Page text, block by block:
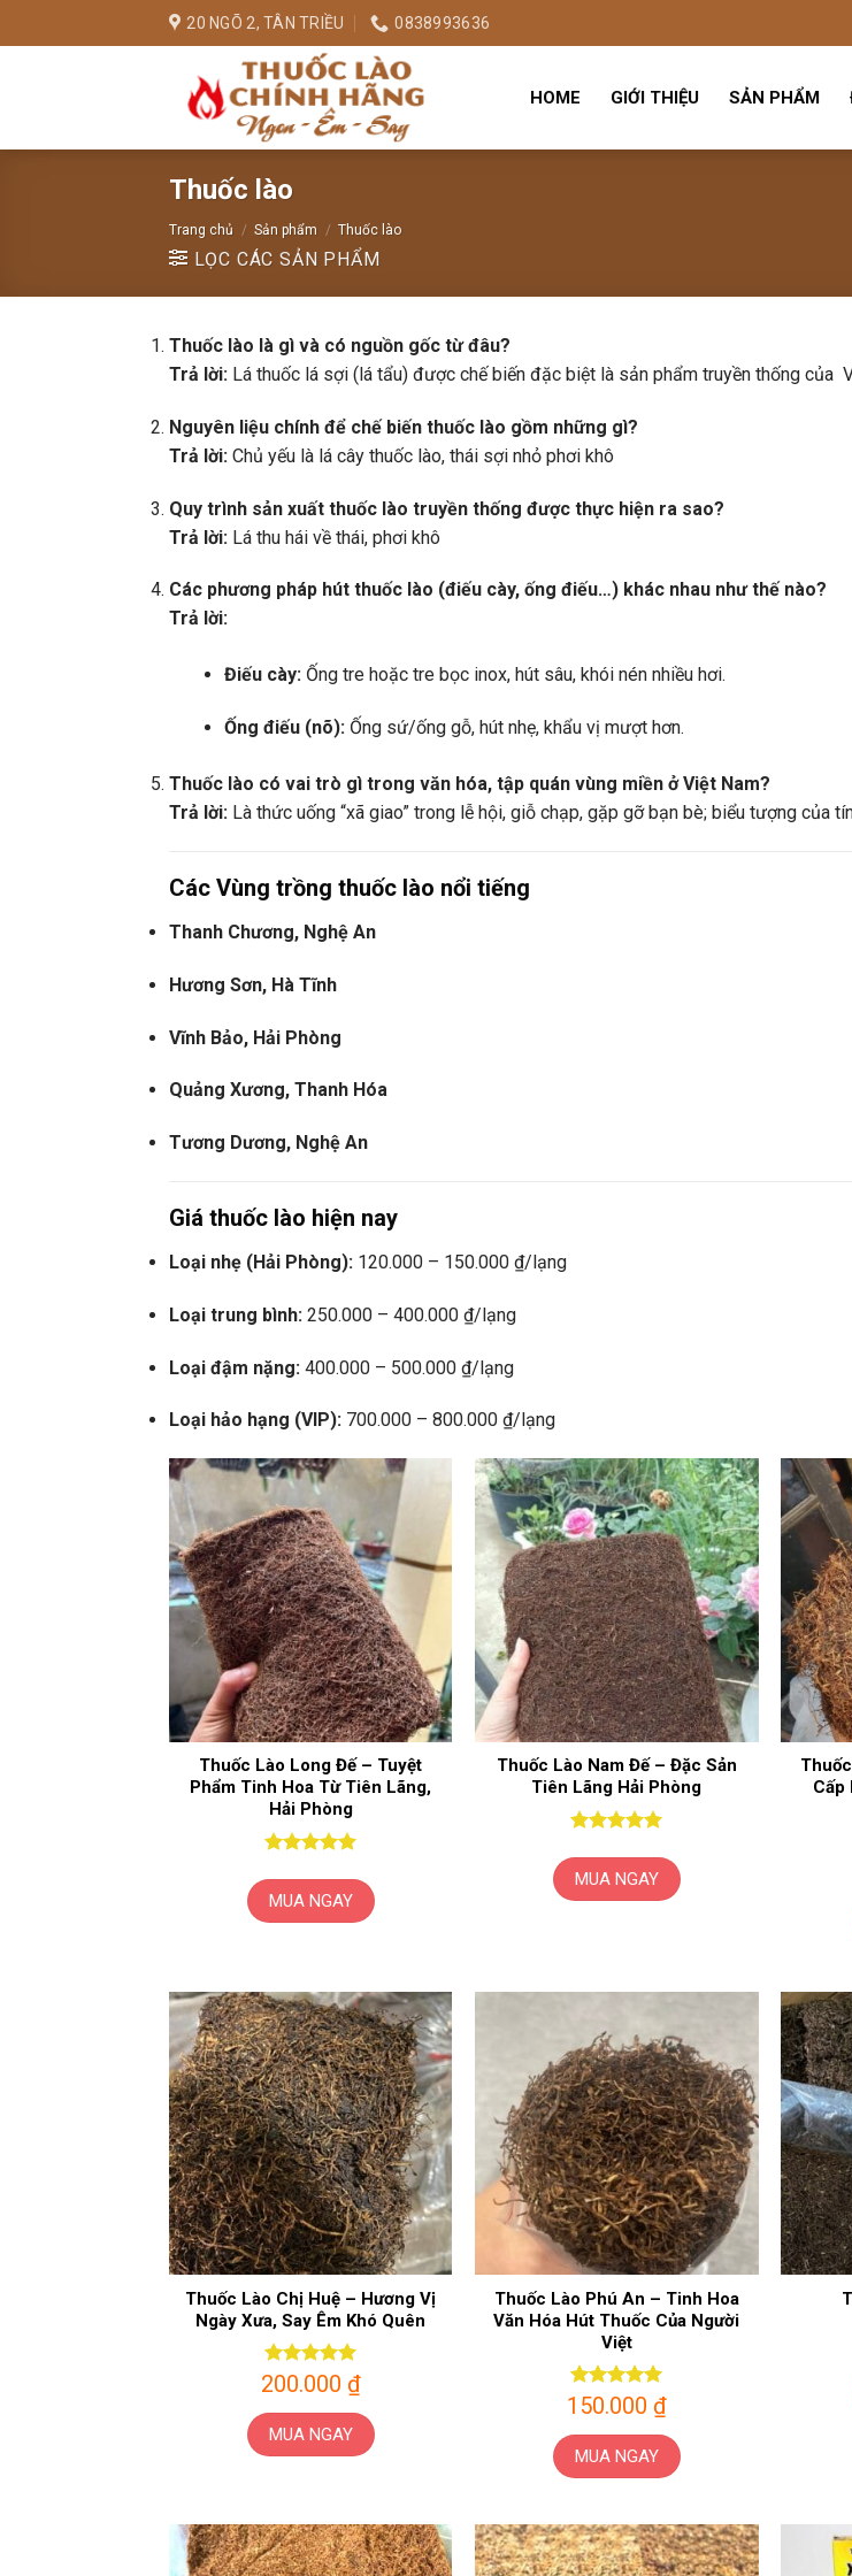
đến
20 NGÕ 2, TÂN TRIỀU 0838993636
HOME GIỚI THIỆU SẢN PHẨM
Thuốc lào
Trang chủ / Sản phẩm / Thuốc lào
LỌC CÁC SẢN PHẨM
Thuốc lào là gì và có nguồn gốc từ đâu?
Trả lời: Lá thuốc lá sợi (lá tẩu) được chế biến đặc biệt là sản phẩm truyền thống của
Nguyên liệu chính để chế biến thuốc lào gồm những gì?
Trả lời: Chủ yếu là lá cây thuốc lào, thái sợi nhỏ phơi khô
Quy trình sản xuất thuốc lào truyền thống được thực hiện ra sao?
Trả lời: Lá thu hái về thái, phơi khô
Các phương pháp hút thuốc lào (điếu cày, ống điếu…) khác nhau như thế nào?
Trả lời:
Điếu cày: Ống tre hoặc tre bọc inox, hút sâu, khói nén nhiều hơi.
Ống điếu (nõ): Ống sứ/ống gỗ, hút nhẹ, khẩu vị mượt hơn.
Thuốc lào có vai trò gì trong văn hóa, tập quán vùng miền ở Việt Nam?
Trả lời: Là thức uống “xã giao” trong lễ hội, giỗ chạp, gặp gỡ bạn bè; biểu tượng của
Các Vùng trồng thuốc lào nổi tiếng
Thanh Chương, Nghệ An
Hương Sơn, Hà Tĩnh
Vĩnh Bảo, Hải Phòng
Quảng Xương, Thanh Hóa
Tương Dương, Nghệ An
Giá thuốc lào hiện nay
Loại nhẹ (Hải Phòng): 120.000 – 150.000 ₫/lạng
Loại trung bình: 250.000 – 400.000 ₫/lạng
Loại đậm nặng: 400.000 – 500.000 ₫/lạng
Loại hảo hạng (VIP): 700.000 – 800.000 ₫/lạng
Thuốc Lào Long Đế – Tuyệt
Phẩm Tinh Hoa Từ Tiên Lãng,
Hải Phòng
sao
MUA NGAY
Thuốc Lào Nam Đế – Đặc Sản
Tiên Lãng Hải Phòng
sao
MUA NGAY
Cấp
Thuốc Lào Chị Huệ – Hương Vị
Ngày Xưa, Say Êm Khó Quên
Được xếp
hạng5 5
sao
200.000 ₫
MUA NGAY
Thuốc Lào Phú An – Tinh Hoa
Văn Hóa Hút Thuốc Của Người
Việt
Được xếp
hạng5 5
sao
150.000 ₫
MUA NGAY